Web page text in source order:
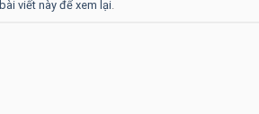
bài viết này để xem lại.